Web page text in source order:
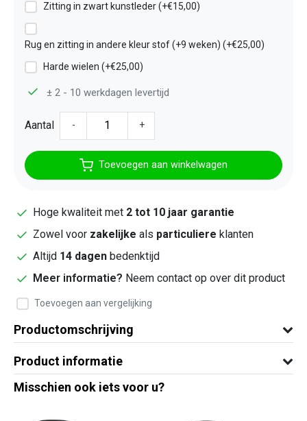
Zitting in zwart kunstleder (+€15,00)
Rug en zitting in andere kleur stof (+9 weken) (+€25,00)
Harde wielen (+€25,00)
± 2 - 10 werkdagen levertijd
Aantal - +
Toevoegen aan winkelwagen
Hoge kwaliteit met 2 tot 10 jaar garantie
Zowel voor zakelijke als particuliere klanten
Altijd 14 dagen bedenktijd
Meer informatie? Neem contact op over dit product
Toevoegen aan vergelijking
Productomschrijving
Product informatie
Misschien ook iets voor u?